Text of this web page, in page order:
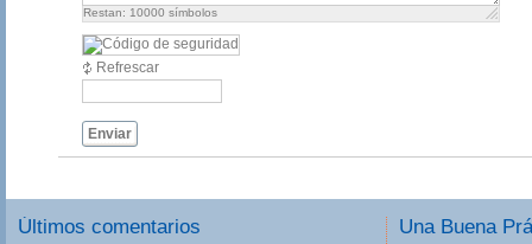
Restan: 10000 símbolos
Refrescar
Enviar
Últimos comentarios Una Buena